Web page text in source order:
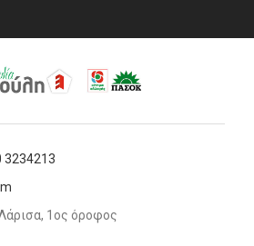
3234213
1ος όροφος